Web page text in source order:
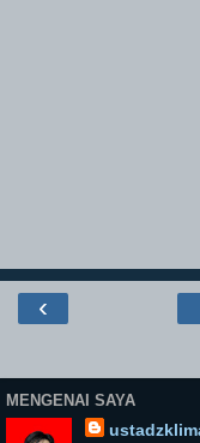
‹
MENGENAI SAYA